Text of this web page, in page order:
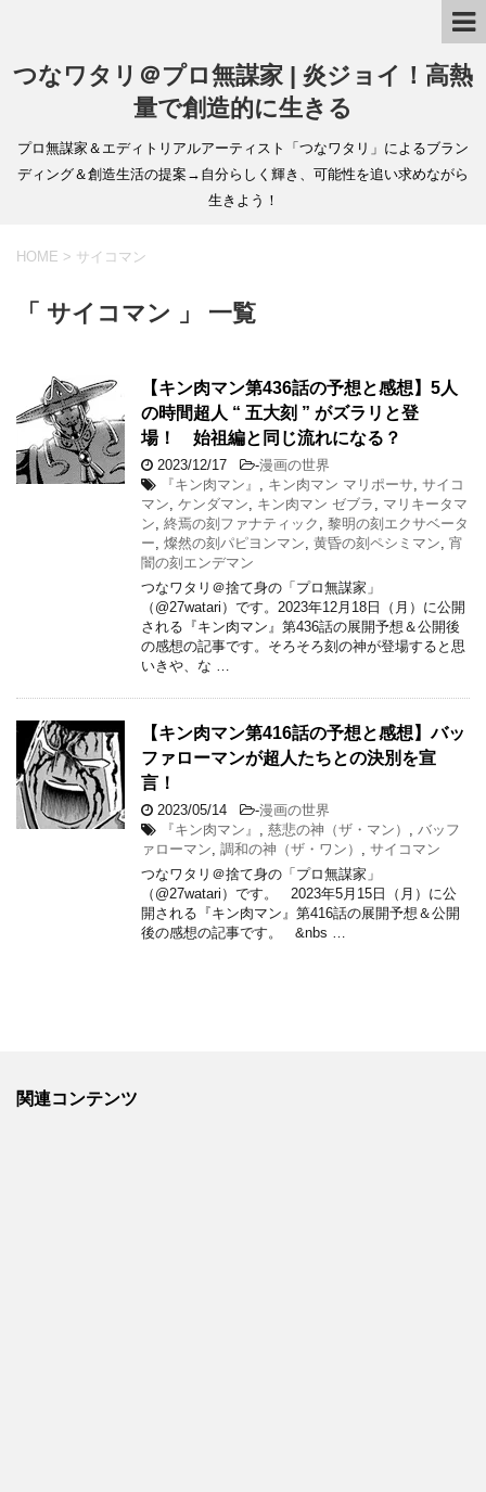
つなワタリ＠プロ無謀家 | 炎ジョイ！高熱
量で創造的に生きる
プロ無謀家＆エディトリアルアーティスト「つなワタリ」によるブラン
ディング＆創造生活の提案→自分らしく輝き、可能性を追い求めながら
生きよう！
HOME > サイコマン
「 サイコマン 」 一覧
【キン肉マン第436話の予想と感想】5人
の時間超人 “ 五大刻 ” がズラリと登
場！ 始祖編と同じ流れになる？
2023/12/17 -漫画の世界
『キン肉マン』
キン肉マン マリポーサ サイコ
マン ケンダマン キン肉マン ゼブラ
マリキータマ
ン 終焉の刻ファナティック
黎明の刻エクサベータ
ー 燦然の刻パピヨンマン 黄昏の刻ペシミマン 宵
闇の刻エンデマン
つなワタリ＠捨て身の「プロ無謀家」
（@27watari）です。2023年12月18日（月）に公開
される『キン肉マン』第436話の展開予想＆公開後
の感想の記事です。そろそろ刻の神が登場すると思
いきや、な …
【キン肉マン第416話の予想と感想】バッ
ファローマンが超人たちとの決別を宣
言！
2023/05/14 -漫画の世界
『キン肉マン』
慈悲の神（ザ・マン）
バッフ
ァローマン 調和の神（ザ・ワン）
サイコマン
つなワタリ＠捨て身の「プロ無謀家」
（@27watari）です。 2023年5月15日（月）に公
開される『キン肉マン』第416話の展開予想＆公開
後の感想の記事です。 &nbs …
関連コンテンツ